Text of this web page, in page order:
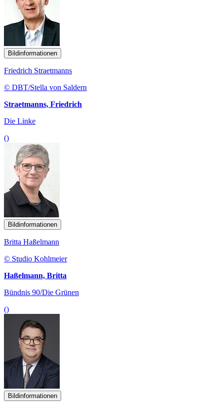
Bildinformationen
Friedrich Straetmanns
© DBT/Stella von Saldern
Straetmanns, Friedrich
Die Linke
()
Bildinformationen
Britta Haßelmann
© Studio Kohlmeier
Haßelmann, Britta
Bündnis 90/Die Grünen
()
Bildinformationen